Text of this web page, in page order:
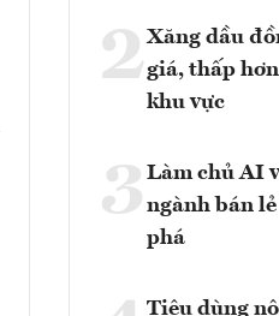
2Xăng dầu
giá, thấp
khu vực
3 Làm chủ AI
ngành bán
phá
Tiêu dùng